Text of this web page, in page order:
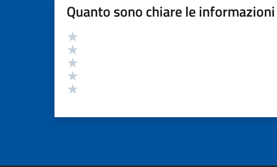
Quanto sono chiare le
Valutazione